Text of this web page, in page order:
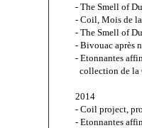
- The Smell of
- Coil, Mois de
- The Smell of
- Bivouac après
- Etonnantes
collection de la
2014
- Coil project,
- Etonnantes